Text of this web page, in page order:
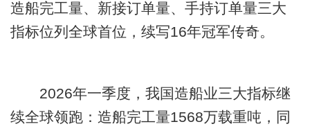
造船完工量、新接订单量、手持订单量三大
指标位列全球首位，续写16年冠军传奇。
2026年一季度，我国造船业三大指标继
续全球领跑：造船完工量1568万载重吨，同